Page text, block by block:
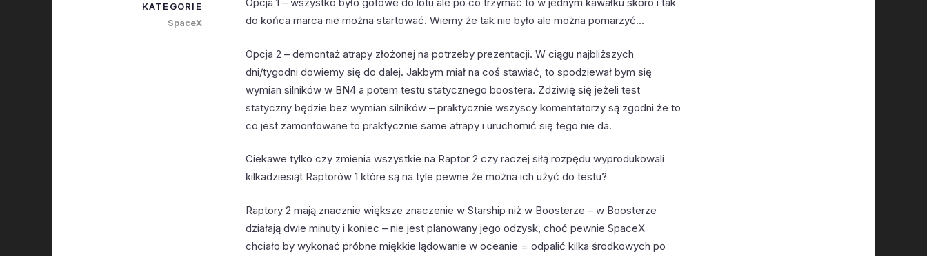
do końca marca nie można startować. Wiemy że tak nie było ale można pomarzyć…
Opcja 2 – demontaż atrapy złożonej na potrzeby prezentacji. W ciągu najbliższych
dni/tygodni dowiemy się do dalej. Jakbym miał na coś stawiać, to spodziewał bym się
wymian silników w BN4 a potem testu statycznego boostera. Zdziwię się jeżeli test
statyczny będzie bez wymian silników – praktycznie wszyscy komentatorzy są zgodni że to
co jest zamontowane to praktycznie same atrapy i uruchomić się tego nie da.
Ciekawe tylko czy zmienia wszystkie na Raptor 2 czy raczej siłą rozpędu wyprodukowali
kilkadziesiąt Raptorów 1 które są na tyle pewne że można ich użyć do testu?
Raptory 2 mają znacznie większe znaczenie w Starship niż w Boosterze – w Boosterze
działają dwie minuty i koniec – nie jest planowany jego odzysk, choć pewnie SpaceX
chciało by wykonać próbne miękkie lądowanie w oceanie = odpalić kilka środkowych po
KATEGORIE
SpaceX